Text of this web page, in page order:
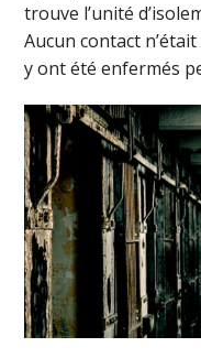
trouve l’unité
Aucun contact
y ont été enfermés